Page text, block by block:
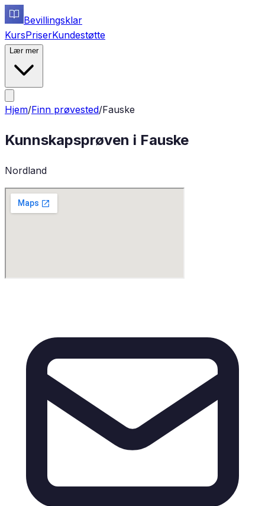
Bevillingsklar
KursPriserKundestøtte
Lær mer
Hjem/Finn prøvested/Fauske
Kunnskapsprøven i Fauske
Nordland